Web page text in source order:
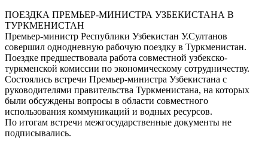
ПОЕЗДКА ПРЕМЬЕР-МИНИСТРА УЗБЕКИСТАНА В
ТУРКМЕНИСТАН
Премьер-министр Республики Узбекистан У.Султанов
совершил однодневную рабочую поездку в Туркменистан.
Поездке предшествовала работа совместной узбекско-
туркменской комиссии по экономическому сотрудничеству.
Состоялись встречи Премьер-министра Узбекистана с
руководителями правительства Туркменистана, на которых
были обсуждены вопросы в области совместного
использования коммуникаций и водных ресурсов.
По итогам встречи межгосударственные документы не
подписывались.